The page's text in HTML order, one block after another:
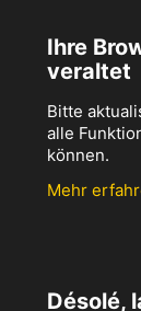
Ihre
veraltet
Bitte
alle
können.
Mehr
Désolé,